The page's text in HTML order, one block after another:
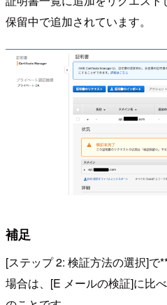
保留中で追加されています。
補足
[ステップ 2: 検証方法の選択]で
場合は、[E メールの検証]に比